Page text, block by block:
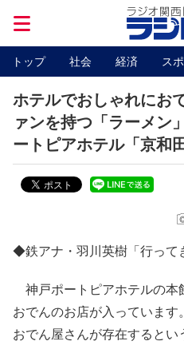
トップ 社会 経済 ス
ホテルでおしゃれに
ァンを持つ「ラーメ
ートピアホテル「京和田
◆鉄アナ・羽川英樹「行って
神戸ポートピアホテルの本
おでんのお店が入っていま
おでん屋さんが存在すると